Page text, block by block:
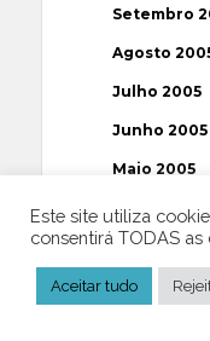
Setembro
Agosto
Julho 2005
Junho 2005
Maio 2005
Abril 2005
Março 2005
Fevereiro
Este site utiliza
consentirá TODAS as
Aceitar tudo